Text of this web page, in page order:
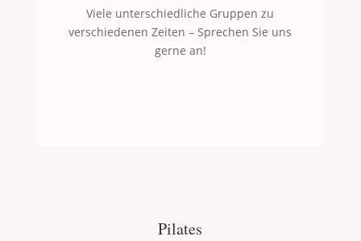
Viele unterschiedliche Gruppen zu
verschiedenen Zeiten – Sprechen Sie uns
gerne an!
Pilates